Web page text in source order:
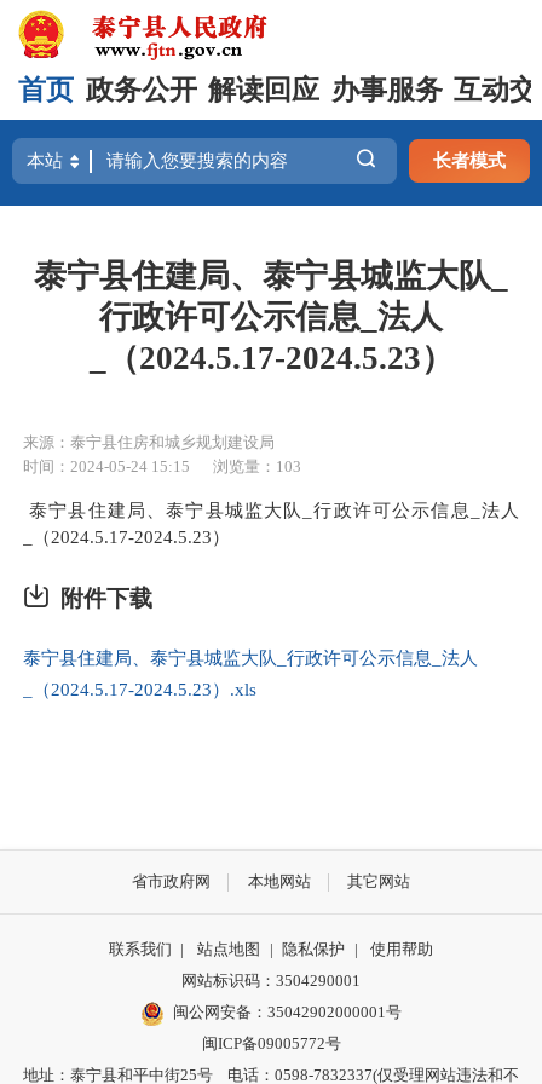
首页 政务公开 解读回应 办事服务 互动
长者模式
泰宁县住建局、泰宁县城监大队_
行政许可公示信息_法人
_（2024.5.17-2024.5.23）
来源：泰宁县住房和城乡规划建设局
时间：2024-05-24 15:15
浏览量：103
泰宁县住建局、泰宁县城监大队_行政许可公示信息_法人
_（2024.5.17-2024.5.23）
附件下载
泰宁县住建局、泰宁县城监大队_行政许可公示信息_法人
_（2024.5.17-2024.5.23）.xls
省市政府网 本地网站 其它网站
联系我们 | 站点地图 | 隐私保护 |
使用帮助
网站标识码：3504290001
闽公网安备：35042902000001号
闽ICP备09005772号
地址：泰宁县和平中街25号 电话：0598-7832337(仅受理网站违法和不